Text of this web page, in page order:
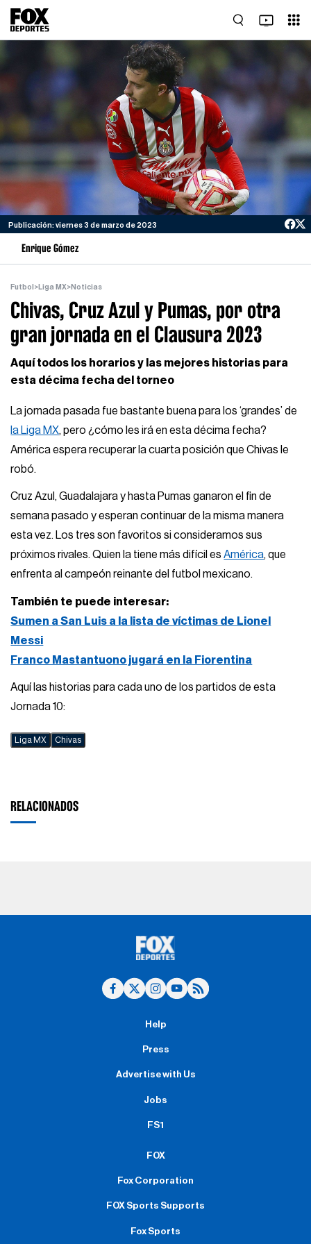
Publicación: viernes 3 de marzo de 2023
Enrique Gómez
Futbol >Liga MX>Noticias
Chivas, Cruz Azul y Pumas, por otra
gran jornada en el Clausura 2023
Aquí todos los horarios y las mejores historias para
esta décima fecha del torneo
La jornada pasada fue bastante buena para los ‘grandes’ de
la Liga MX, pero ¿cómo les irá en esta décima fecha?
América espera recuperar la cuarta posición que Chivas le
robó.
Cruz Azul, Guadalajara y hasta Pumas ganaron el fin de
semana pasado y esperan continuar de la misma manera
esta vez. Los tres son favoritos si consideramos sus
próximos rivales. Quien la tiene más difícil esAmérica, que
enfrenta al campeón reinante del futbol mexicano.
También te puede interesar:
Sumen a San Luis a la lista de víctimas de Lionel
Messi
Franco Mastantuono jugará en la Fiorentina
Aquí las historias para cada uno de los partidos de esta
Jornada 10:
Liga MX Chivas
RELACIONADOS
Help
Press
Advertise with Us
Jobs
FS1
FOX
Fox Corporation
FOX Sports Supports
Fox Sports